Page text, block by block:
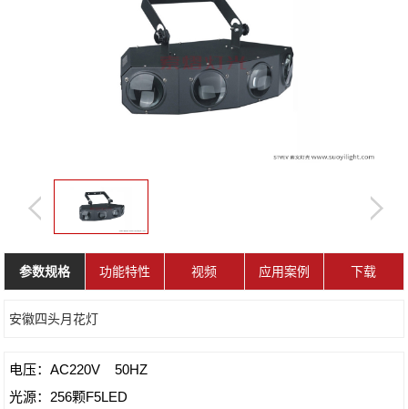
参数规格 功能特性 视频 应用案例 下载
安徽四头月花灯
电压：AC220V 50HZ
光源：256颗F5LED